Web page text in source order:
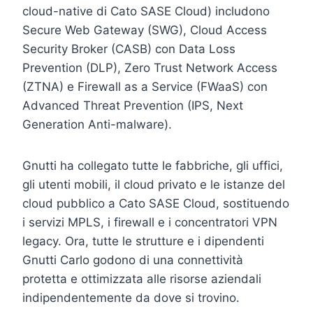
cloud-native di Cato SASE Cloud) includono
Secure Web Gateway (SWG), Cloud Access
Security Broker (CASB) con Data Loss
Prevention (DLP), Zero Trust Network Access
(ZTNA) e Firewall as a Service (FWaaS) con
Advanced Threat Prevention (IPS, Next
Generation Anti-malware).
Gnutti ha collegato tutte le fabbriche, gli uffici,
gli utenti mobili, il cloud privato e le istanze del
cloud pubblico a Cato SASE Cloud, sostituendo
i servizi MPLS, i firewall e i concentratori VPN
legacy. Ora, tutte le strutture e i dipendenti
Gnutti Carlo godono di una connettività
protetta e ottimizzata alle risorse aziendali
indipendentemente da dove si trovino.